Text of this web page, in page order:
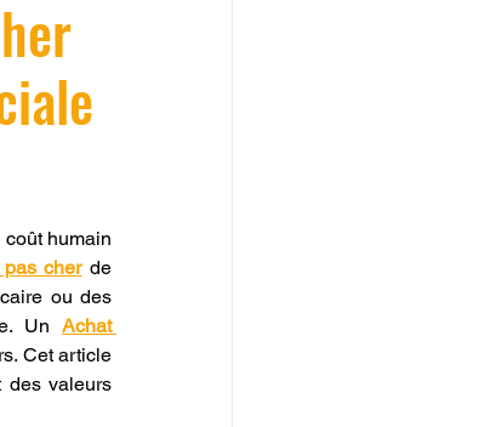
3D en ligne.
humain
cher de
ou des
Un Achat
Cet article
des valeurs